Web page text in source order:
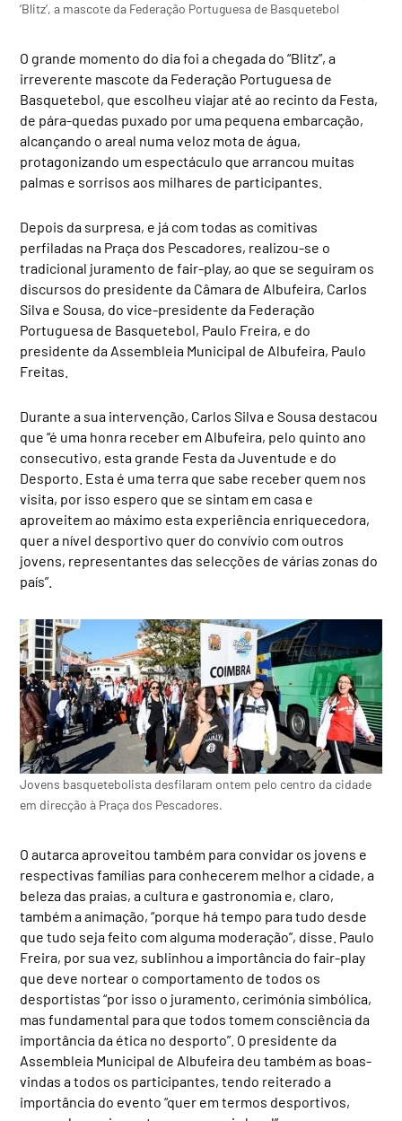
‘Blitz’, a mascote da Federação Portuguesa de Basquetebol
O grande momento do dia foi a chegada do “Blitz”, a
irreverente mascote da Federação Portuguesa de
Basquetebol, que escolheu viajar até ao recinto da Festa,
de pára-quedas puxado por uma pequena embarcação,
alcançando o areal numa veloz mota de água,
protagonizando um espectáculo que arrancou muitas
palmas e sorrisos aos milhares de participantes.
Depois da surpresa, e já com todas as comitivas
perfiladas na Praça dos Pescadores, realizou-se o
tradicional juramento de fair-play, ao que se seguiram os
discursos do presidente da Câmara de Albufeira, Carlos
Silva e Sousa, do vice-presidente da Federação
Portuguesa de Basquetebol, Paulo Freira, e do
presidente da Assembleia Municipal de Albufeira, Paulo
Freitas.
Durante a sua intervenção, Carlos Silva e Sousa destacou
que “é uma honra receber em Albufeira, pelo quinto ano
consecutivo, esta grande Festa da Juventude e do
Desporto. Esta é uma terra que sabe receber quem nos
visita, por isso espero que se sintam em casa e
aproveitem ao máximo esta experiência enriquecedora,
quer a nível desportivo quer do convívio com outros
jovens, representantes das selecções de várias zonas do
país”.
Jovens basquetebolista desfilaram ontem pelo centro da cidade
em direcção à Praça dos Pescadores.
O autarca aproveitou também para convidar os jovens e
respectivas famílias para conhecerem melhor a cidade, a
beleza das praias, a cultura e gastronomia e, claro,
também a animação, “porque há tempo para tudo desde
que tudo seja feito com alguma moderação”, disse. Paulo
Freira, por sua vez, sublinhou a importância do fair-play
que deve nortear o comportamento de todos os
desportistas “por isso o juramento, cerimónia simbólica,
mas fundamental para que todos tomem consciência da
importância da ética no desporto”. O presidente da
Assembleia Municipal de Albufeira deu também as boas-
vindas a todos os participantes, tendo reiterado a
importância do evento “quer em termos desportivos,